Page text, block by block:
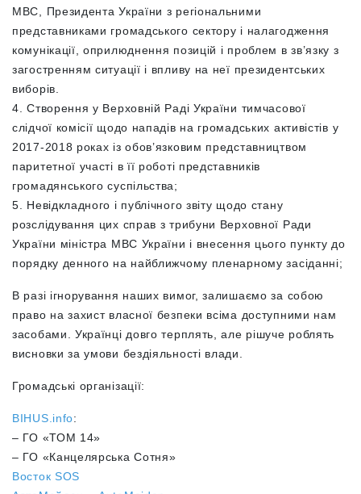
МВС, Президента України з регіональними
представниками громадського сектору і налагодження
комунікації, оприлюднення позицій і проблем в зв’язку з
загостренням ситуації і впливу на неї президентських
виборів.
4. Створення у Верховній Раді України тимчасової
слідчої комісії щодо нападів на громадських активістів у
2017-2018 роках із обов’язковим представництвом
паритетної участі в її роботі представників
громадянського суспільства;
5. Невідкладного і публічного звіту щодо стану
розслідування цих справ з трибуни Верховної Ради
України міністра МВС України і внесення цього пункту до
порядку денного на найближчому пленарному засіданні;
В разі ігнорування наших вимог, залишаємо за собою
право на захист власної безпеки всіма доступними нам
засобами. Українці довго терплять, але рішуче роблять
висновки за умови бездіяльності влади.
Громадські організації:
BIHUS.info:
– ГО «ТОМ 14»
– ГО «Канцелярська Сотня»
Восток SOS